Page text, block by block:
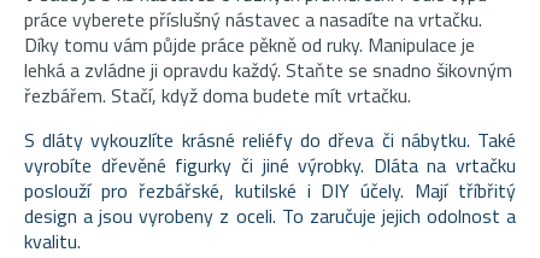
práce vyberete příslušný nástavec a nasadíte na vrtačku.
Díky tomu vám půjde práce pěkně od ruky. Manipulace je
lehká a zvládne ji opravdu každý. Staňte se snadno šikovným
řezbářem. Stačí, když doma budete mít vrtačku.
S dláty vykouzlíte krásné reliéfy do dřeva či nábytku. Také
vyrobíte dřevěné figurky či jiné výrobky. Dláta na vrtačku
poslouží pro řezbářské, kutilské i DIY účely. Mají tříbřitý
design a jsou vyrobeny z oceli. To zaručuje jejich odolnost a
kvalitu.